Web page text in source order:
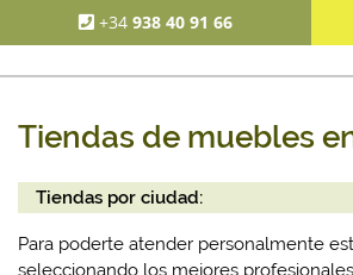
+34938 40 91 66
Tiendas de muebles
Tiendas por ciudad:
Para poderte atender personalmente
seleccionando los mejores